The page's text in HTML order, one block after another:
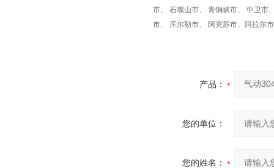
市、 石嘴山市、 青铜峡市、 中卫市
市、 库尔勒市、 阿克苏市、阿拉尔
产品：
您的单位：
您的姓名：